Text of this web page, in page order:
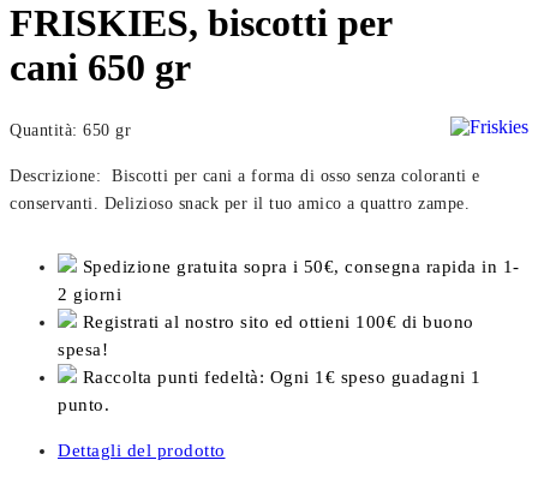
FRISKIES, biscotti per
cani 650 gr
Quantità: 650 gr
Descrizione: Biscotti per cani a forma di osso senza coloranti e
conservanti. Delizioso snack per il tuo amico a quattro zampe.
Spedizione gratuita sopra i 50€, consegna rapida in 1-
2 giorni
Registrati al nostro sito ed ottieni 100€ di buono
spesa!
Raccolta punti fedeltà: Ogni 1€ speso guadagni 1
punto.
Dettagli del prodotto